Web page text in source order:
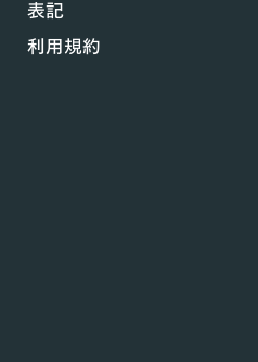
表記
利用規約